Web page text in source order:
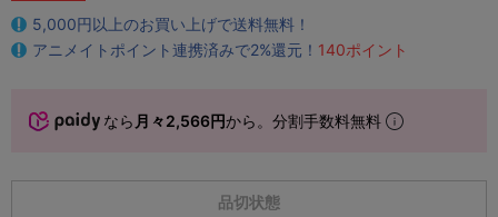
5,000円以上のお買い上げで送料無料！
アニメイトポイント連携済みで2%還元！ 140ポイント
なら 月々2,566円から。分割手数料無料
品切状態